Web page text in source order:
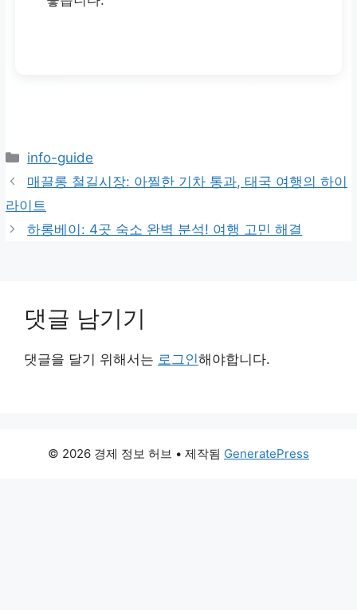
카
테
고
리
info-guide
매끌롱 철길시장: 아찔한 기차 통과, 태국 여행의 하이
라이트
하롱베이: 4곳 숙소 완벽 분석! 여행 고민 해결
댓글 남기기
댓글을 달기 위해서는 로그인해야합니다.
© 2026 경제 정보 허브 • 제작됨 GeneratePress